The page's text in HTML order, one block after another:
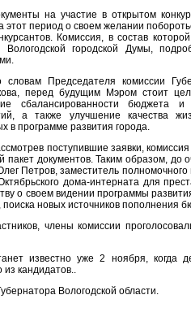
на участие в открытом
этот период о своем желании
Комиссия, в состав
Вологодской городской Думы,
словам Председателя комиссии
перед будущим Мэром стоит
сбалансированности бюджета
а также улучшение качества
в программе развития города.
поступившие заявки,
пакет документов. Таким образом,
Петров, заместитель
дома-интерната для
о своем видении программы
поиска новых источников
члены комиссии
известно уже 2 ноября, когда
из кандидатов..
Вологодской области.